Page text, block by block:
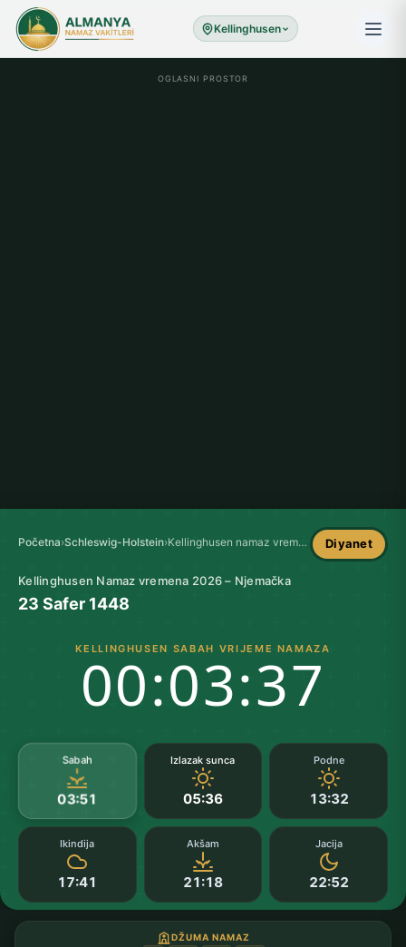
Kellinghusen
OGLASNI PROSTOR
Početna›Schleswig-Holstein› Kellinghusen namaz vremena Diyanet
Kellinghusen Namaz vremena 2026 – Njemačka
23 Safer 1448
KELLINGHUSEN SABAH VRIJEME NAMAZA
00:03:36
Sabah
03:51
Izlazak sunca
05:36
Podne
13:32
Ikindija
17:41
Akšam
21:18
Jacija
22:52
DŽUMA NAMAZ